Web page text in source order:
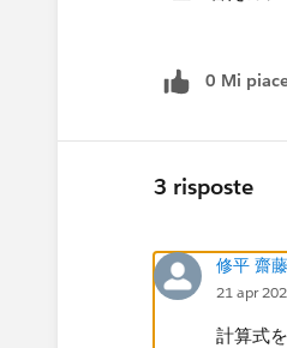
0 Mi
3 risposte
修平 齋藤
21 apr
計算式